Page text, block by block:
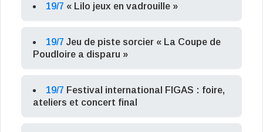
19/7 « Lilo jeux en vadrouille »
19/7 Jeu de piste sorcier « La Coupe de
Poudloire a disparu »
19/7 Festival international FIGAS : foire,
ateliers et concert final